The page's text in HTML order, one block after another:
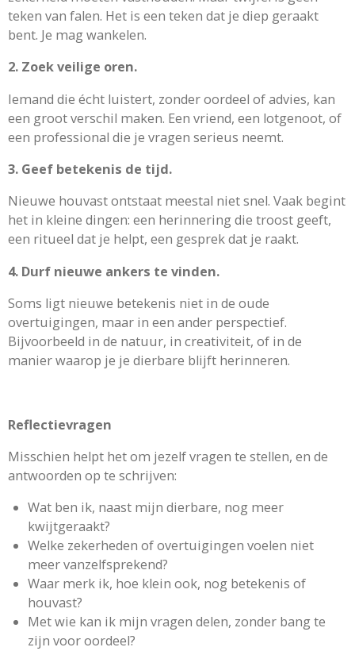
teken van falen. Het is een teken dat je diep geraakt
bent. Je mag wankelen.
2. Zoek veilige oren.
Iemand die écht luistert, zonder oordeel of advies, kan
een groot verschil maken. Een vriend, een lotgenoot, of
een professional die je vragen serieus neemt.
3. Geef betekenis de tijd.
Nieuwe houvast ontstaat meestal niet snel. Vaak begint
het in kleine dingen: een herinnering die troost geeft,
een ritueel dat je helpt, een gesprek dat je raakt.
4. Durf nieuwe ankers te vinden.
Soms ligt nieuwe betekenis niet in de oude
overtuigingen, maar in een ander perspectief.
Bijvoorbeeld in de natuur, in creativiteit, of in de
manier waarop je je dierbare blijft herinneren.
Reflectievragen
Misschien helpt het om jezelf vragen te stellen, en de
antwoorden op te schrijven:
Wat ben ik, naast mijn dierbare, nog meer
kwijtgeraakt?
Welke zekerheden of overtuigingen voelen niet
meer vanzelfsprekend?
Waar merk ik, hoe klein ook, nog betekenis of
houvast?
Met wie kan ik mijn vragen delen, zonder bang te
zijn voor oordeel?